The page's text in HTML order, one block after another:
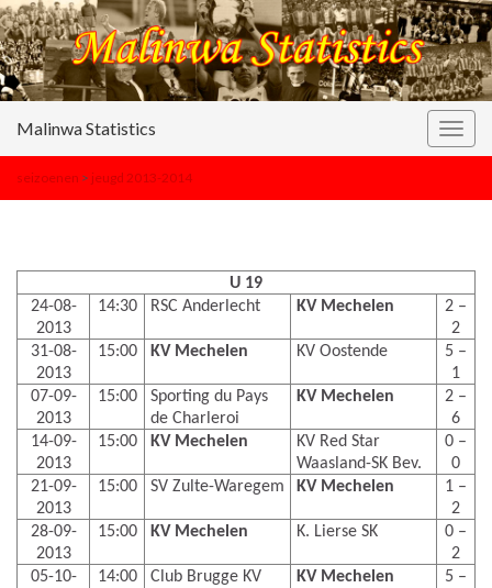
Malinwa Statistics
seizoenen > jeugd 2013-2014
U 19
24-08-
2013
14:30 RSC Anderlecht KV Mechelen
2 –
2
31-08-
2013
15:00 KV Mechelen KV Oostende
5 –
1
07-09-
2013
15:00
Sporting du Pays
de Charleroi
KV Mechelen
2 –
6
14-09-
2013
15:00 KV Mechelen
KV Red Star
Waasland-SK Bev.
0 –
0
21-09-
2013
15:00 SV Zulte-Waregem KV Mechelen
1 –
2
28-09-
2013
15:00 KV Mechelen K. Lierse SK
0 –
2
05-10-
14:00 Club Brugge KV KV Mechelen
5 –